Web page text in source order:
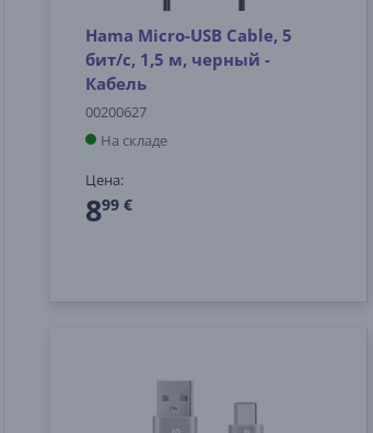
Hama Micro-USB Cable, 5
бит/с, 1,5 м, черный -
Кабель
00200627
На складе
Цена:
899 €